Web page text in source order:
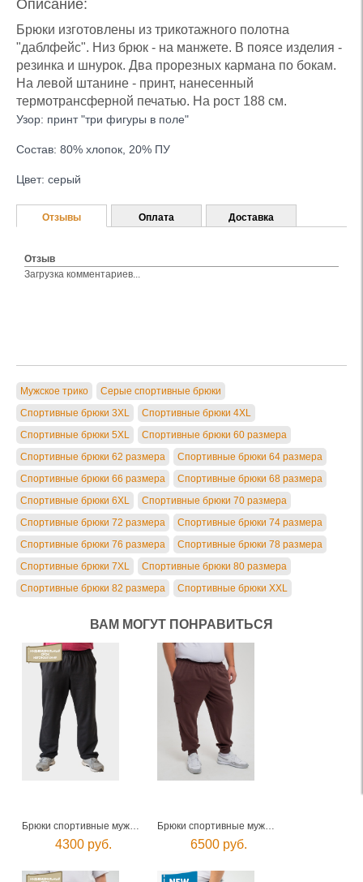
Описание:
Брюки изготовлены из трикотажного полотна
"даблфейс". Низ брюк - на манжете. В поясе изделия -
резинка и шнурок. Два прорезных кармана по бокам.
На левой штанине - принт, нанесенный
термотрансферной печатью. На рост 188 см.
Узор: принт "три фигуры в поле"
Состав: 80% хлопок, 20% ПУ
Цвет: серый
Отзывы
Отзыв
Загрузка комментариев...
Оплата Доставка
Мужское трико
Серые спортивные брюки
Спортивные брюки 3XL
Спортивные брюки 4XL
Спортивные брюки 5XL
Спортивные брюки 60 размера
Спортивные брюки 62 размера
Спортивные брюки 64 размера
Спортивные брюки 66 размера
Спортивные брюки 68 размера
Спортивные брюки 6XL
Спортивные брюки 70 размера
Спортивные брюки 72 размера
Спортивные брюки 74 размера
Спортивные брюки 76 размера
Спортивные брюки 78 размера
Спортивные брюки 7XL
Спортивные брюки 80 размера
Спортивные брюки 82 размера
Спортивные брюки XXL
ВАМ МОГУТ ПОНРАВИТЬСЯ
Брюки спортивные мужские
4300 руб.
Брюки спортивные мужские
6500 руб.